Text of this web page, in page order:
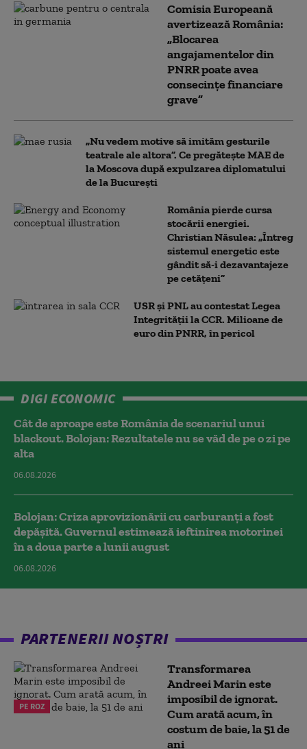
Comisia Europeană
avertizează România:
„Blocarea
angajamentelor din
PNRR poate avea
consecințe financiare
grave”
„Nu vedem motive să imităm gesturile
teatrale ale altora”. Ce pregătește MAE de
la Moscova după expulzarea diplomatului
de la București
România pierde cursa
stocării energiei.
Christian Năsulea: „Întreg
sistemul energetic este
gândit să-i dezavantajeze
pe cetățeni”
USR și PNL au contestat Legea
Integrității la CCR. Milioane de
euro din PNRR, în pericol
DIGI ECONOMIC
Cât de aproape este România de scenariul unui
blackout. Bolojan: Rezultatele nu se văd de pe o zi pe
alta
06.08.2026
Bolojan: Criza aprovizionării cu carburanți a fost
depășită. Guvernul estimează ieftinirea motorinei
în a doua parte a lunii august
06.08.2026
PARTENERII NOȘTRI
PE ROZ
Transformarea
Andreei Marin este
imposibil de ignorat.
Cum arată acum, în
costum de baie, la 51 de
ani